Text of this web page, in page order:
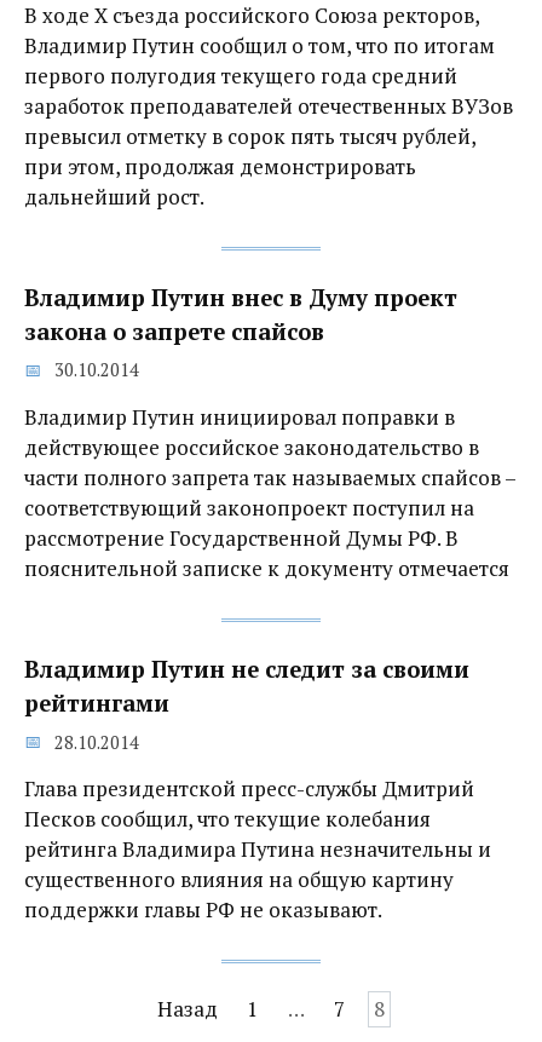
В ходе Х съезда российского Союза ректоров,
Владимир Путин сообщил о том, что по итогам
первого полугодия текущего года средний
заработок преподавателей отечественных ВУЗов
превысил отметку в сорок пять тысяч рублей,
при этом, продолжая демонстрировать
дальнейший рост.
Владимир Путин внес в Думу проект
закона о запрете спайсов
30.10.2014
Владимир Путин инициировал поправки в
действующее российское законодательство в
части полного запрета так называемых спайсов –
соответствующий законопроект поступил на
рассмотрение Государственной Думы РФ. В
пояснительной записке к документу отмечается
Владимир Путин не следит за своими
рейтингами
28.10.2014
Глава президентской пресс-службы Дмитрий
Песков сообщил, что текущие колебания
рейтинга Владимира Путина незначительны и
существенного влияния на общую картину
поддержки главы РФ не оказывают.
Назад 1 … 7 8